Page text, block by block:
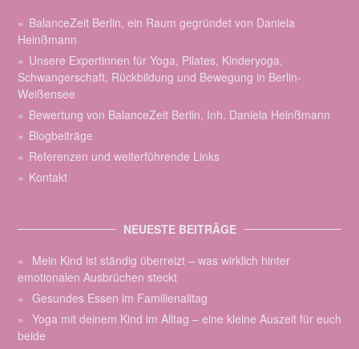
BalanceZeit Berlin, ein Raum gegründet von Daniela
Heinßmann
Unsere Expertinnen für Yoga, Pilates, Kinderyoga,
Schwangerschaft, Rückbildung und Bewegung in Berlin-
Weißensee
Bewertung von BalanceZeit Berlin, Inh. Daniela Heinßmann
Blogbeiträge
Referenzen und weiterführende Links
Kontakt
NEUESTE BEITRÄGE
Mein Kind ist ständig überreizt – was wirklich hinter
emotionalen Ausbrüchen steckt
Gesundes Essen im Familienalltag
Yoga mit deinem Kind im Alltag – eine kleine Auszeit für euch
beide